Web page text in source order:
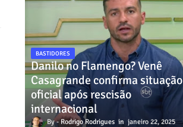
BASTIDORES
Danilo no Flamengo? Venê
Casagrande confirma situação
oficial após rescisão
internacional
Rodrigo Rodrigues janeiro 22, 2025